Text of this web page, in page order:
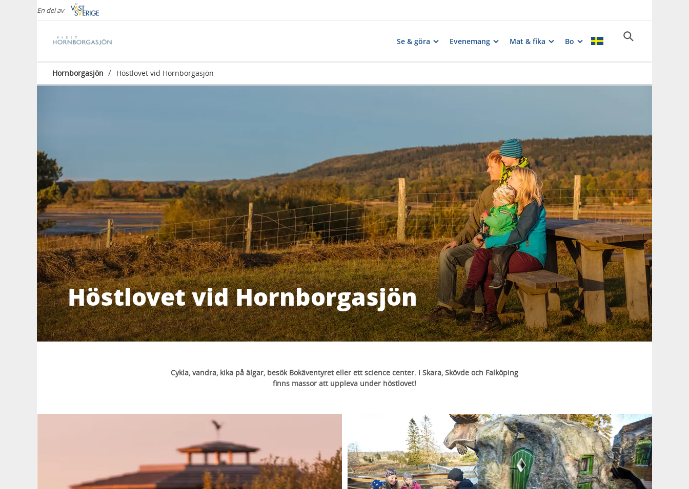
En del av
Se & göra Evenemang Mat & fika Bo
Hornborgasjön / Höstlovet vid Hornborgasjön
Höstlovet vid Hornborgasjön
Cykla, vandra, kika på älgar, besök Bokäventyret eller ett science center. I Skara, Skövde och Falköping
finns massor att uppleva under höstlovet!